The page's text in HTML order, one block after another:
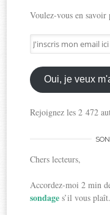
Voulez-vous en
J'inscris
mon
email
ici
Oui, je veux
Rejoignez les 2 472
Chers lecteurs,
Accordez-moi 2 min
sondages’il vous plaît.